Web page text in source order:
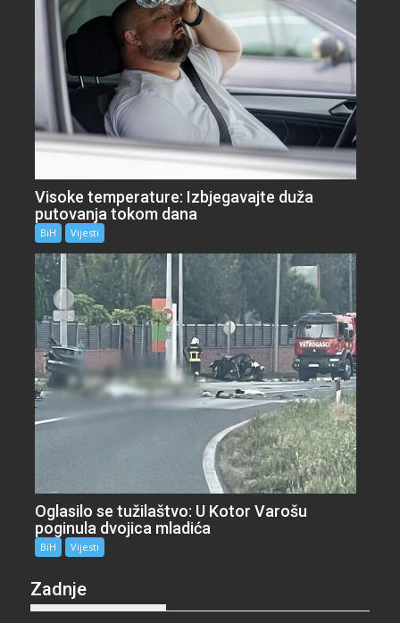
Visoke temperature: Izbjegavajte duža
putovanja tokom dana
BiH Vijesti
Oglasilo se tužilaštvo: U Kotor Varošu
poginula dvojica mladića
BiH Vijesti
Zadnje